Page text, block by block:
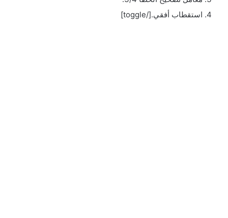
استقطاب أفقي.[/toggle]